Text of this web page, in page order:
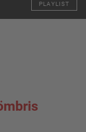
PLAYLIST